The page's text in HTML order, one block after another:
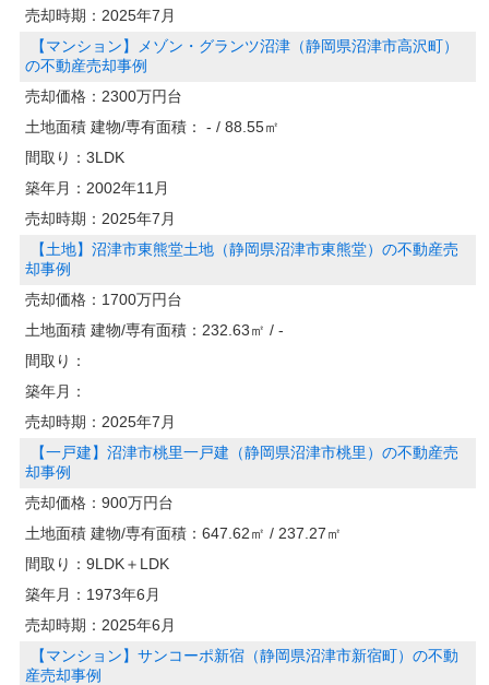
売却時期： 2025年7月
【マンション】メゾン・グランツ沼津（静岡県沼津市高沢町）
の不動産売却事例
売却価格： 2300万円台
土地面積 建物/専有面積：
- / 88.55㎡
間取り： 3LDK
築年月： 2002年11月
売却時期： 2025年7月
【土地】沼津市東熊堂土地（静岡県沼津市東熊堂）の不動産売
却事例
売却価格： 1700万円台
土地面積 建物/専有面積： 232.63㎡ / -
間取り：
築年月：
売却時期： 2025年7月
【一戸建】沼津市桃里一戸建（静岡県沼津市桃里）の不動産売
却事例
売却価格： 900万円台
土地面積 建物/専有面積： 647.62㎡ / 237.27㎡
間取り： 9LDK＋LDK
築年月： 1973年6月
売却時期： 2025年6月
【マンション】サンコーポ新宿（静岡県沼津市新宿町）の不動
産売却事例